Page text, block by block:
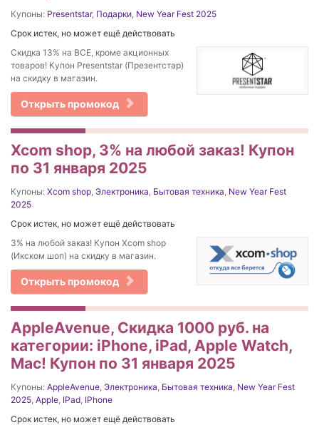
Купоны: Presentstar, Подарки, New Year Fest 2025
Срок истек, но может ещё действовать
Скидка 13% на ВСЕ, кроме акционных
товаров! Купон Presentstar (Презентстар)
на скидку в магазин.
Открыть промокод
Xcom shop, 3% на любой заказ! Купон
по 31 января 2025
Купоны: Xcom shop, Электроника, Бытовая техника, New Year Fest
2025
Срок истек, но может ещё действовать
3% на любой заказ! Купон Xcom shop
(Икском шоп) на скидку в магазин.
Открыть промокод
AppleAvenue, Cкидка 1000 руб. на
категории: iPhone, iPad, Apple Watch,
Mac! Купон по 31 января 2025
Купоны: AppleAvenue, Электроника, Бытовая техника, New Year Fest
2025, Apple, IPad, IPhone
Срок истек, но может ещё действовать